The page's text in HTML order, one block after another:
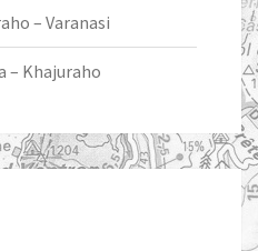
– Varanasi
– Khajuraho